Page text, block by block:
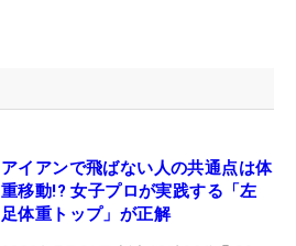
アイアンで飛ばない人の共通点は体
重移動!? 女子プロが実践する「左
足体重トップ」が正解